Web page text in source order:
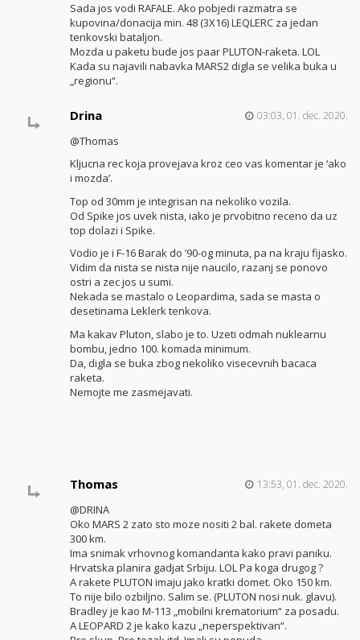
Sada jos vodi RAFALE. Ako pobjedi razmatra se
kupovina/donacija min. 48 (3X16) LEQLERC za jedan
tenkovski bataljon.
Mozda u paketu bude jos paar PLUTON-raketa. LOL
Kada su najavili nabavka MARS2 digla se velika buka u
„regionu“.
Drina 03:03, 01. dec. 2020.
@Thomas
Kljucna rec koja provejava kroz ceo vas komentar je ‘ako
i mozda’.
Top od 30mm je integrisan na nekoliko vozila.
Od Spike jos uvek nista, iako je prvobitno receno da uz
top dolazi i Spike.
Vodio je i F-16 Barak do ’90-og minuta, pa na kraju fijasko.
Vidim da nista se nista nije naucilo, razanj se ponovo
ostri a zec jos u sumi.
Nekada se mastalo o Leopardima, sada se masta o
desetinama Leklerk tenkova.
Ma kakav Pluton, slabo je to. Uzeti odmah nuklearnu
bombu, jedno 100. komada minimum.
Da, digla se buka zbog nekoliko visecevnih bacaca
raketa.
Nemojte me zasmejavati.
Thomas 13:53, 01. dec. 2020.
@DRINA
Oko MARS 2 zato sto moze nositi 2 bal. rakete dometa
300 km.
Ima snimak vrhovnog komandanta kako pravi paniku.
Hrvatska planira gadjat Srbiju. LOL Pa koga drugog ?
A rakete PLUTON imaju jako kratki domet. Oko 150 km.
To nije bilo ozbiljno. Salim se. (PLUTON nosi nuk. glavu).
Bradley je kao M-113 „mobilni krematorium“ za posadu.
A LEOPARD 2 je kako kazu „neperspektivan“.